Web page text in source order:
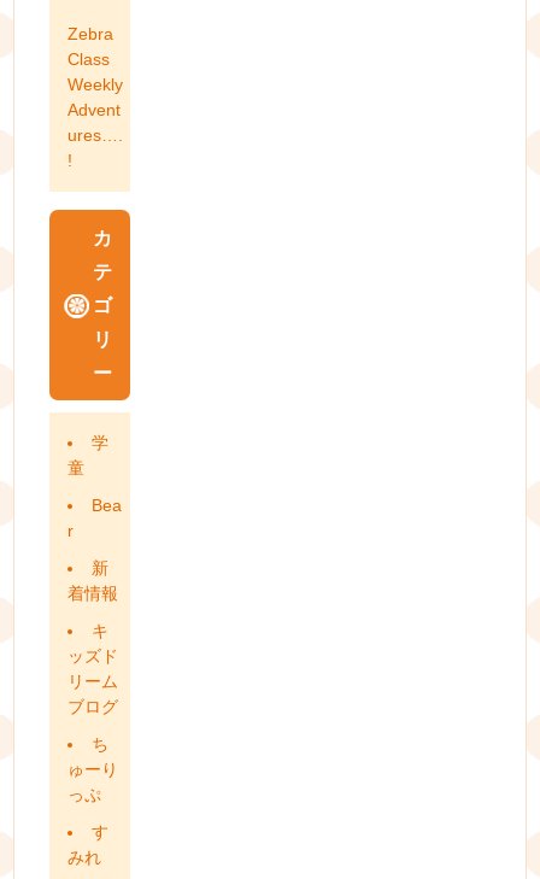
Zebra
Class
Weekly
Advent
ures….
!
カ
テ
ゴ
リ
ー
学
童
Bea
r
新
着情報
キ
ッズド
リーム
ブログ
ち
ゅーり
っぷ
す
みれ